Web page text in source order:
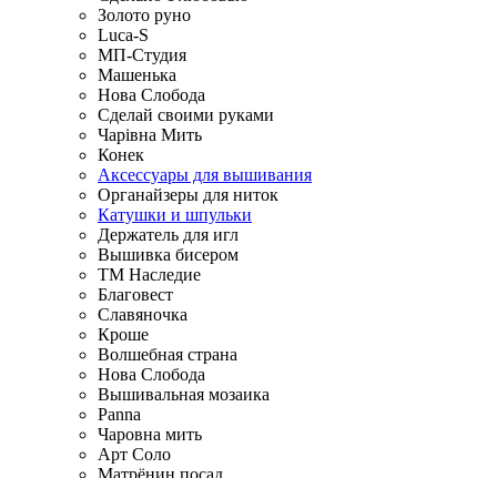
Золото руно
Luca-S
МП-Студия
Машенька
Нова Слобода
Сделай своими руками
Чарiвна Мить
Конек
Аксессуары для вышивания
Органайзеры для ниток
Катушки и шпульки
Держатель для игл
Вышивка бисером
ТМ Наследие
Благовест
Славяночка
Кроше
Волшебная страна
Нова Слобода
Вышивальная мозаика
Panna
Чаровна мить
Арт Соло
Матрёнин посад